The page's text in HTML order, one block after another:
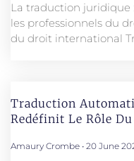
La traduction
les professionnels du
du droit international
Traduction
Redéfinit Le Rôle
Amaury Crombe 20 June